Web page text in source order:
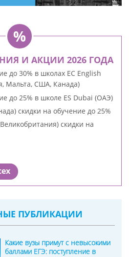
И АКЦИИ 2026 ГОДА
до 30% в школах EC English
Мальта, США, Канада)
до 25% в школе ES Dubai (ОАЭ)
скидки на обучение до 25%
скидки на
ПУБЛИКАЦИИ
Какие вузы примут с невысокими
баллами ЕГЭ: поступление в